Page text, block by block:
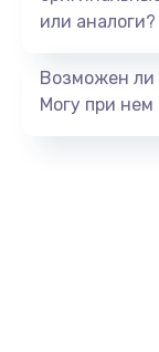
или аналоги?
Возможен ли
Могу при нем